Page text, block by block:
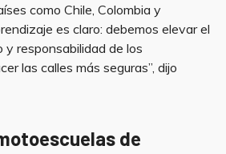
como Chile, Colombia y
es claro: debemos elevar el
responsabilidad de los
las calles más seguras”, dijo
de